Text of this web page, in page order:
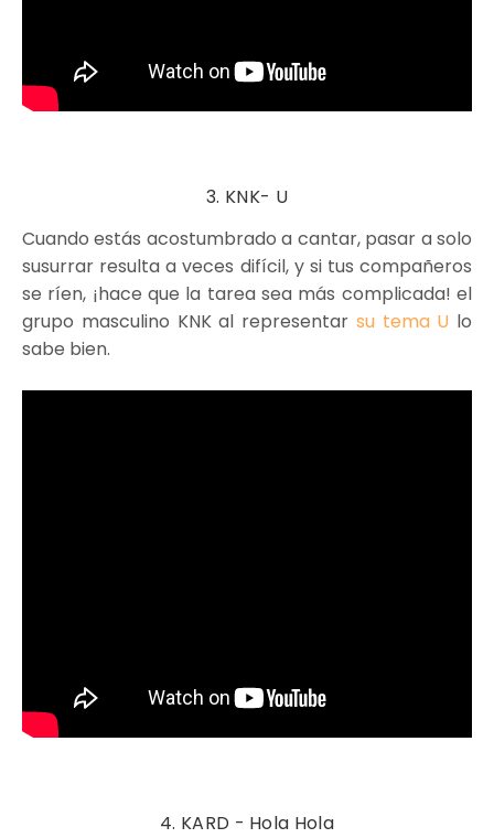
3. KNK- U
Cuando estás acostumbrado a cantar, pasar a solo
susurrar resulta a veces difícil, y si tus compañeros
se ríen, ¡hace que la tarea sea más complicada! el
grupo masculino KNK al representar su tema U lo
sabe bien.
4. KARD - Hola Hola